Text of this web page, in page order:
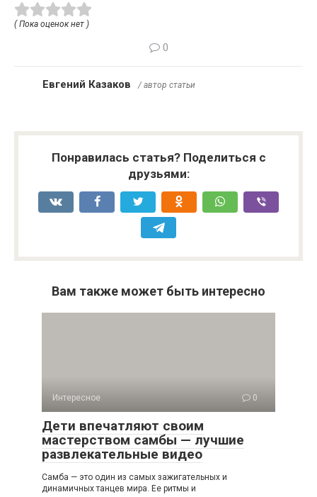
( Пока оценок нет )
0
Евгений Казаков / автор статьи
Понравилась статья? Поделиться с
друзьями:
Вам также может быть интересно
Интересное 0
Дети впечатляют своим
мастерством самбы — лучшие
развлекательные видео
Самба — это один из самых зажигательных и
динамичных танцев мира. Ее ритмы и